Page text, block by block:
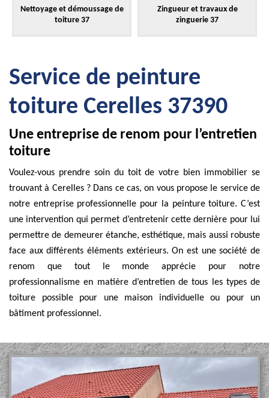
Nettoyage et démoussage de
toiture 37
Zingueur et travaux de
zinguerie 37
Service de peinture
toiture Cerelles 37390
Une entreprise de renom pour l’entretien
toiture
Voulez-vous prendre soin du toit de votre bien immobilier se
trouvant à Cerelles ? Dans ce cas, on vous propose le service de
notre entreprise professionnelle pour la peinture toiture. C’est
une intervention qui permet d’entretenir cette dernière pour lui
permettre de demeurer étanche, esthétique, mais aussi robuste
face aux différents éléments extérieurs. On est une société de
renom que tout le monde apprécie pour notre
professionnalisme en matière d’entretien de tous les types de
toiture possible pour une maison individuelle ou pour un
bâtiment professionnel.